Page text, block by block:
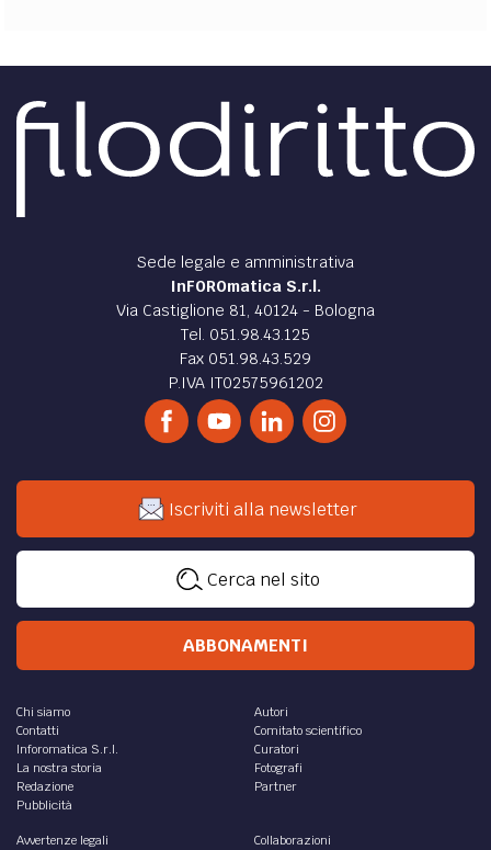
Sede legale e amministrativa
InFOROmatica S.r.l.
Via Castiglione 81, 40124 - Bologna
Tel. 051.98.43.125
Fax 051.98.43.529
P.IVA IT02575961202
Iscriviti alla newsletter
Cerca nel sito
ABBONAMENTI
Chi siamo
Contatti
Inforomatica S.r.l.
La nostra storia
Redazione
Pubblicità
Autori
Comitato scientifico
Curatori
Fotografi
Partner
Avvertenze legali Collaborazioni